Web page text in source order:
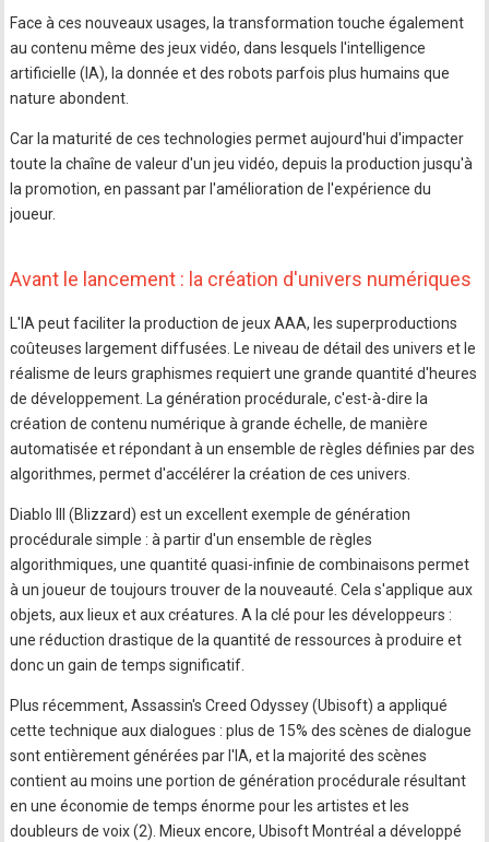
Face à ces nouveaux usages, la transformation touche également
au contenu même des jeux vidéo, dans lesquels l'intelligence
artificielle (IA), la donnée et des robots parfois plus humains que
nature abondent.
Car la maturité de ces technologies permet aujourd'hui d'impacter
toute la chaîne de valeur d'un jeu vidéo, depuis la production jusqu'à
la promotion, en passant par l'amélioration de l'expérience du
joueur.
Avant le lancement : la création d'univers numériques
L'IA peut faciliter la production de jeux AAA, les superproductions
coûteuses largement diffusées. Le niveau de détail des univers et le
réalisme de leurs graphismes requiert une grande quantité d'heures
de développement. La génération procédurale, c'est-à-dire la
création de contenu numérique à grande échelle, de manière
automatisée et répondant à un ensemble de règles définies par des
algorithmes, permet d'accélérer la création de ces univers.
Diablo III (Blizzard) est un excellent exemple de génération
procédurale simple : à partir d'un ensemble de règles
algorithmiques, une quantité quasi-infinie de combinaisons permet
à un joueur de toujours trouver de la nouveauté. Cela s'applique aux
objets, aux lieux et aux créatures. A la clé pour les développeurs :
une réduction drastique de la quantité de ressources à produire et
donc un gain de temps significatif.
Plus récemment, Assassin's Creed Odyssey (Ubisoft) a appliqué
cette technique aux dialogues : plus de 15% des scènes de dialogue
sont entièrement générées par l'IA, et la majorité des scènes
contient au moins une portion de génération procédurale résultant
en une économie de temps énorme pour les artistes et les
doubleurs de voix (2). Mieux encore, Ubisoft Montréal a développé